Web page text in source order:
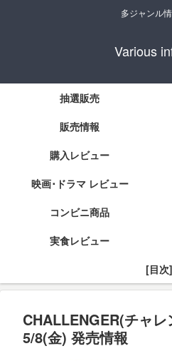
多ジャンル
Various
抽選販売
販売情報
購入レビュー
映画･ドラマ レビュー
コンビニ商品
実食レビュー
[目次]
CHALLENGER(チャ
5/8(金) 発売情報